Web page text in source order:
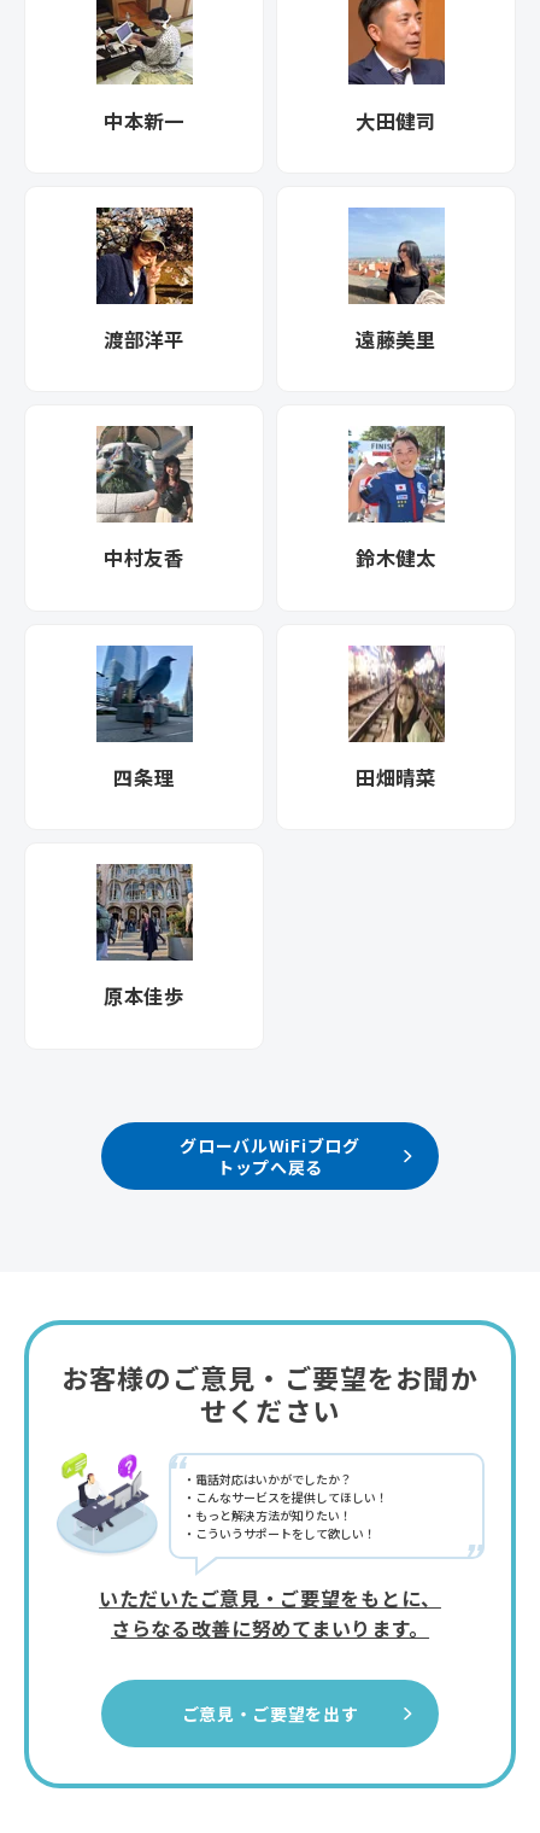
中本新一 大田健司
渡部洋平 遠藤美里
中村友香 鈴木健太
四条理 田畑晴菜
原本佳歩
グローバルWiFiブログ
トップへ戻る
お客様のご意見・ご要望をお聞か
せください
“
”
電話対応はいかがでしたか？
こんなサービスを提供してほしい！
もっと解決方法が知りたい！
こういうサポートをして欲しい！
いただいたご意見・ご要望をもとに、
さらなる改善に努めてまいります。
ご意見・ご要望を出す